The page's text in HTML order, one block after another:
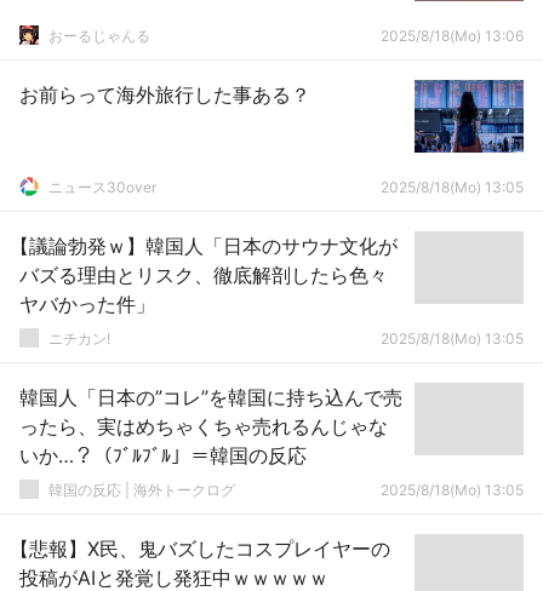
おーるじゃんる 2025/8/18(Mo) 13:06
お前らって海外旅行した事ある？
ニュース30over 2025/8/18(Mo) 13:05
【議論勃発ｗ】韓国人「日本のサウナ文化が
バズる理由とリスク、徹底解剖したら色々
ヤバかった件」
ニチカン! 2025/8/18(Mo) 13:05
韓国人「日本の”コレ”を韓国に持ち込んで売
ったら、実はめちゃくちゃ売れるんじゃな
いか…？（ﾌﾞﾙﾌﾞﾙ」＝韓国の反応
韓国の反応 | 海外トークログ 2025/8/18(Mo) 13:05
【悲報】X民、鬼バズしたコスプレイヤーの
投稿がAIと発覚し発狂中ｗｗｗｗｗ